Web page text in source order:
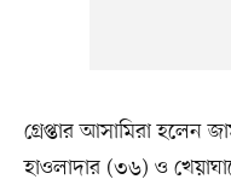
গ্রেপ্তার আসামিরা হলেন
হাওলাদার (৩৬) ও